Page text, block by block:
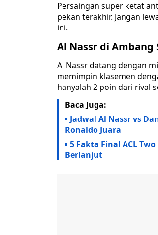
Persaingan super ketat
pekan terakhir. Jangan
ini.
Al Nassr di Ambang
Al Nassr datang dengan
memimpin klasemen
hanyalah 2 poin dari rival
Baca Juga:
Jadwal Al Nassr vs
Ronaldo Juara
5 Fakta Final ACL
Berlanjut